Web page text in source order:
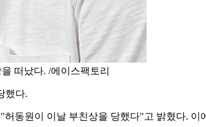
떠났다. /에이스팩토리
했다.
동원이 이날 부친상을 당했다"고 밝혔다.